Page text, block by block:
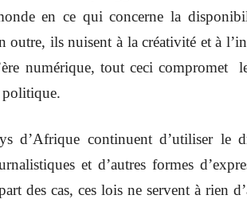
en ce qui concerne la
outre, ils nuisent à la créativité et à
numérique, tout ceci compromet
politique.
d’Afrique continuent d’utiliser
et d’autres formes
des cas, ces lois ne servent à rien